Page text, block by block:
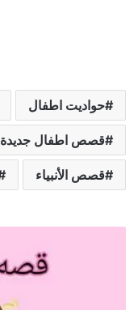
حواديت اطفال
قصص اطفال جديدة
قصص الأنبياء